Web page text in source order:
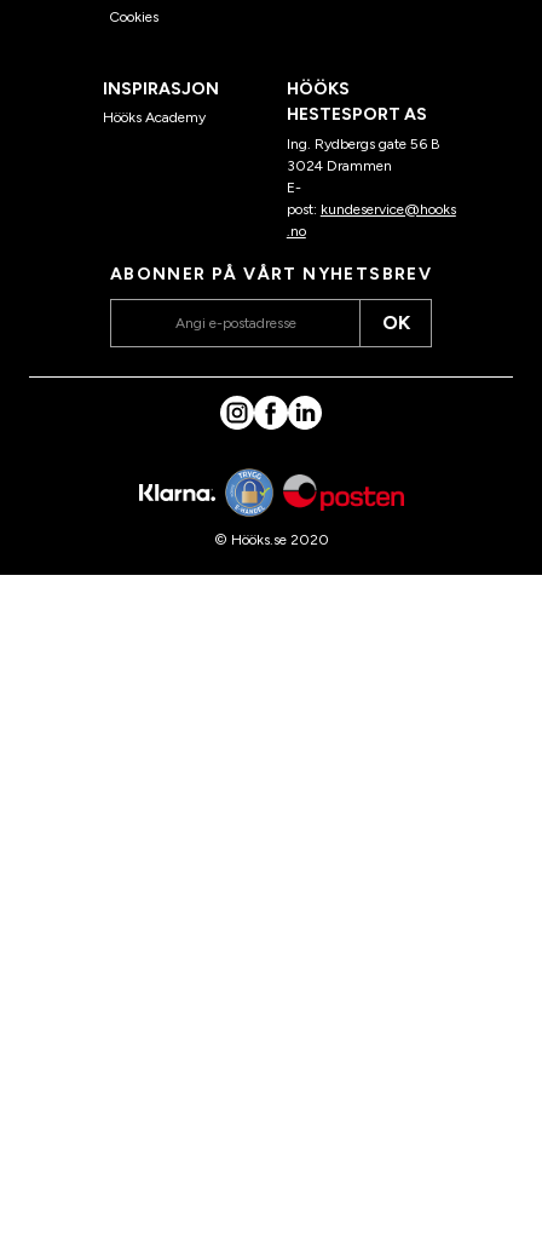
Cookies
INSPIRASJON
Hööks Academy
HÖÖKS
HESTESPORT AS
Ing. Rydbergs gate 56 B
3024 Drammen
E-
post: kundeservice@hooks
.no
ABONNER PÅ VÅRT NYHETSBREV
OK
© Hööks.se 2020